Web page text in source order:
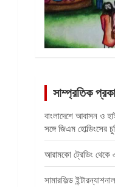
সাম্প্রতিক
বাংলাদেশে আবাসন ও
সঙ্গে জিএম হোল্ডিংসের
আরামকো ট্রেডিং থেকে
সামারফিল্ড